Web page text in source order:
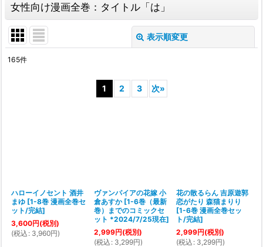
女性向け漫画全巻：タイトル「は」
表示順変更
165件
1 2 3 次»
ハローイノセント 酒井
まゆ [1-8巻 漫画全巻セ
ット/完結]
3,600円(税別)
(税込 : 3,960円)
ヴァンパイアの花嫁 小
倉あすか [1-6巻（最新
巻）までのコミックセ
ット *2024/7/25現在]
2,999円(税別)
(税込 : 3,299円)
花の散るらん 吉原遊郭
恋がたり 森猫まりり
[1-6巻 漫画全巻セッ
ト/完結]
2,999円(税別)
(税込 : 3,299円)